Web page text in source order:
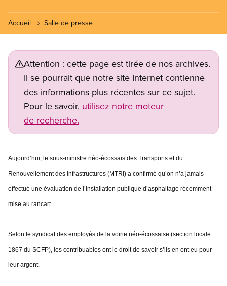
Accueil Salle de presse
Attention : cette page est tirée de nos archives.
Il se pourrait que notre site Internet contienne
des informations plus récentes sur ce sujet.
Pour le savoir, utilisez notre moteur
de recherche.
Aujourd’hui, le sous-ministre néo-écossais des Transports et du
Renouvellement des infrastructures (MTRI) a confirmé qu’on n’a jamais
effectué une évaluation de l’installation publique d’asphaltage récemment
mise au rancart.
Selon le syndicat des employés de la voirie néo-écossaise (section locale
1867 du SCFP), les contribuables ont le droit de savoir s’ils en ont eu pour
leur argent.